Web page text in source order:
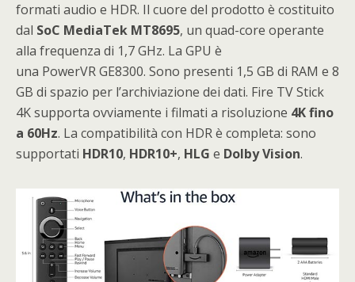
formati audio e HDR. Il cuore del prodotto è costituito
dal SoC MediaTek MT8695, un quad-core operante
alla frequenza di 1,7 GHz. La GPU è
una PowerVR GE8300. Sono presenti 1,5 GB di RAM e 8
GB di spazio per l’archiviazione dei dati. Fire TV Stick
4K supporta ovviamente i filmati a risoluzione 4K fino
a 60Hz. La compatibilità con HDR è completa: sono
supportati HDR10, HDR10+, HLG e DolbyVision.